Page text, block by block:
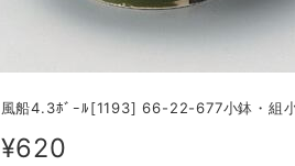
風船4.3ﾎﾞｰﾙ[1193] 66-22-677小鉢・組
¥620